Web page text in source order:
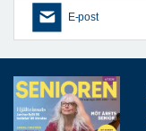
E-post